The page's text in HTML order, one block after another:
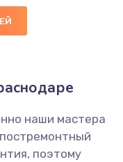
наши мастера
поэтому